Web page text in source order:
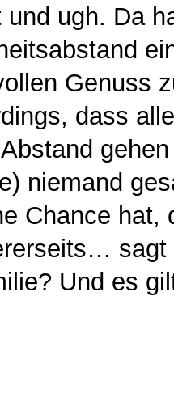
und ugh. Da
Genuss
dass
niemand
Chance hat,
sagt
Und es